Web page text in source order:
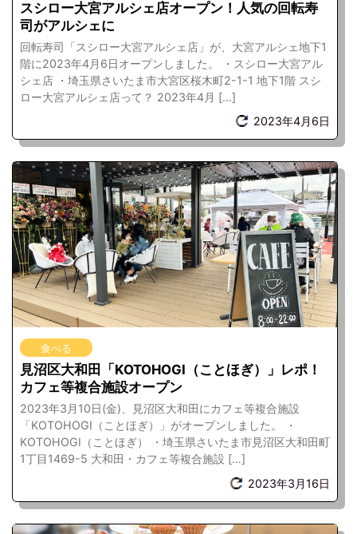
スシロー大宮アルシェ店オープン！人気の回転寿
司がアルシェに
回転寿司「スシロー大宮アルシェ店」が、大宮アルシェ地下1
階に2023年4月6日オープンしました。 ・スシロー大宮アル
シェ店 ・埼玉県さいたま市大宮区桜木町2-1-1 地下1階 スシ
ロー大宮アルシェ店って？ 2023年4月 […]
2023年4月6日
食べる
見沼区大和田「KOTOHOGI（ことほぎ）」レポ！
カフェ等複合施設オープン
2023年3月10日(金)、見沼区大和田にカフェ等複合施設
「KOTOHOGI（ことほぎ）」がオープンしました。 ・
KOTOHOGI（ことほぎ） ・埼玉県さいたま市見沼区大和田町
1丁目1469-5 大和田・カフェ等複合施設 […]
2023年3月16日